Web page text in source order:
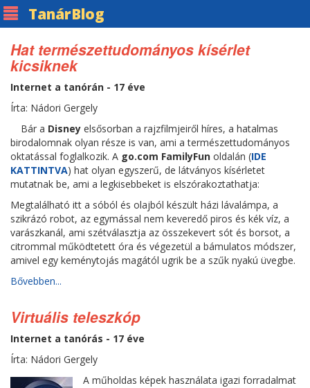
TanárBlog
Hat természettudományos kísérlet
kicsiknek
Internet a tanórán - 17 éve
Írta: Nádori Gergely
Bár a Disney elsősorban a rajzfilmjeiről híres, a hatalmas
birodalomnak olyan része is van, ami a természettudományos
oktatással foglalkozik. A go.com FamilyFun oldalán (IDE
KATTINTVA) hat olyan egyszerű, de látványos kísérletet
mutatnak be, ami a legkisebbeket is elszórakoztathatja:
Megtalálható itt a sóból és olajból készült házi lávalámpa, a
szikrázó robot, az egymással nem keveredő piros és kék víz, a
varászkanál, ami szétválasztja az összekevert sót és borsot, a
citrommal működtetett óra és végezetül a bámulatos módszer,
amivel egy keménytojás magától ugrik be a szűk nyakú üvegbe.
Bővebben...
Virtuális teleszkóp
Internet a tanórás - 17 éve
Írta: Nádori Gergely
A műholdas képek használata igazi forradalmat